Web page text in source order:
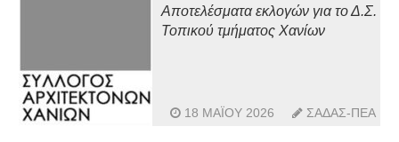
Αποτελέσματα εκλογών για το Δ.Σ.
Τοπικού τμήματος Χανίων
18 ΜΑΪ́ΟΥ 2026 ΣΑΔΑΣ-ΠΕΑ